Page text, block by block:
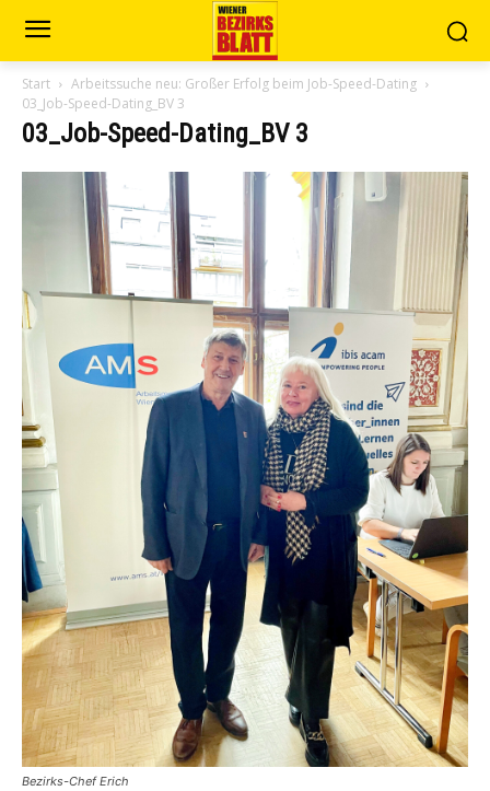
Start
Arbeitssuche neu: Großer Erfolg beim Job-Speed-Dating
03_Job-Speed-Dating_BV 3
03_Job-Speed-Dating_BV 3
Bezirks-Chef Erich